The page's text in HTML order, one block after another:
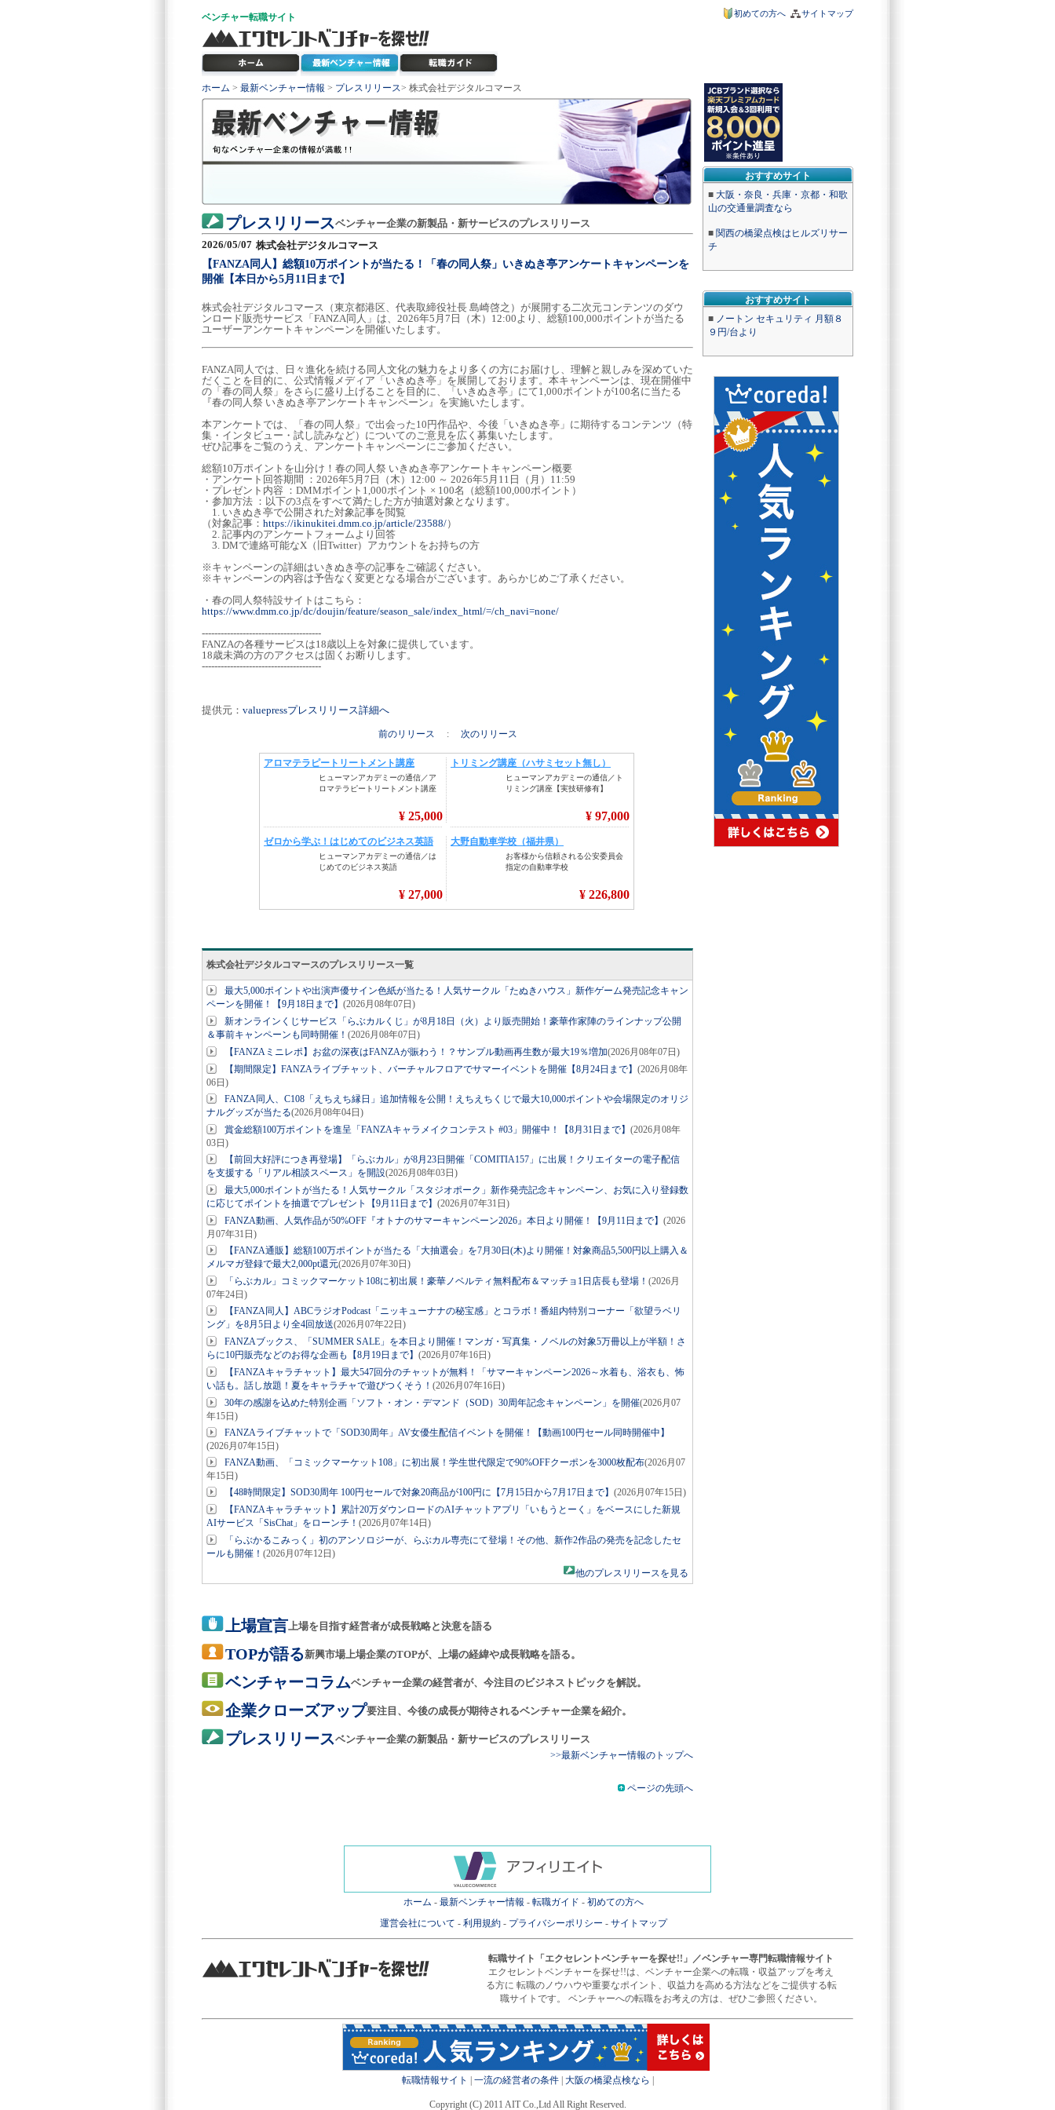
ベンチャー転職サイト サイトマップ
初めての方へ
おすすめサイト
■ 大阪・奈良・兵庫・京都・和歌
山の交通量調査なら
■ 関西の橋梁点検はヒルズリサー
チ
おすすめサイト
■ ノートン セキュリティ 月額８
９円/台より
ホーム > 最新ベンチャー情報 > プレスリリース> 株式会社デジタルコマース
プレスリリースベンチャー企業の新製品・新サービスのプレスリリース
2026/05/07 株式会社デジタルコマース
【FANZA同人】総額10万ポイントが当たる！「春の同人祭」いきぬき亭アンケートキャンペーンを
開催【本日から5月11日まで】
株式会社デジタルコマース（東京都港区、代表取締役社長 島崎啓之）が展開する二次元コンテンツのダウ
ンロード販売サービス「FANZA同人」は、2026年5月7日（木）12:00より、総額100,000ポイントが当たる
ユーザーアンケートキャンペーンを開催いたします。
FANZA同人では、日々進化を続ける同人文化の魅力をより多くの方にお届けし、理解と親しみを深めていた
だくことを目的に、公式情報メディア「いきぬき亭」を展開しております。本キャンペーンは、現在開催中
の「春の同人祭」をさらに盛り上げることを目的に、「いきぬき亭」にて1,000ポイントが100名に当たる
『春の同人祭 いきぬき亭アンケートキャンペーン』を実施いたします。
本アンケートでは、「春の同人祭」で出会った10円作品や、今後「いきぬき亭」に期待するコンテンツ（特
集・インタビュー・試し読みなど）についてのご意見を広く募集いたします。
ぜひ記事をご覧のうえ、アンケートキャンペーンにご参加ください。
総額10万ポイントを山分け！春の同人祭 いきぬき亭アンケートキャンペーン概要
・アンケート回答期間 ：2026年5月7日（木）12:00 ～ 2026年5月11日（月）11:59
・プレゼント内容 ：DMMポイント1,000ポイント × 100名（総額100,000ポイント）
・参加方法 ：以下の3点をすべて満たした方が抽選対象となります。
1. いきぬき亭で公開された対象記事を閲覧
（対象記事： https://ikinukitei.dmm.co.jp/article/23588/）
2. 記事内のアンケートフォームより回答
3. DMで連絡可能なX（旧Twitter）アカウントをお持ちの方
※キャンペーンの詳細はいきぬき亭の記事をご確認ください。
※キャンペーンの内容は予告なく変更となる場合がございます。あらかじめご了承ください。
・春の同人祭特設サイトはこちら：
https://www.dmm.co.jp/dc/doujin/feature/season_sale/index_html/=/ch_navi=none/
--------------------------------------
FANZAの各種サービスは18歳以上を対象に提供しています。
18歳未満の方のアクセスは固くお断りします。
--------------------------------------
提供元： valuepressプレスリリース詳細へ
前のリリース : 次のリリース
株式会社デジタルコマースのプレスリリース一覧
最大5,000ポイントや出演声優サイン色紙が当たる！人気サークル「たぬきハウス」新作ゲーム発売記念キャン
ペーンを開催！【9月18日まで】 (2026月08年07日)
新オンラインくじサービス「らぶカルくじ」が8月18日（火）より販売開始！豪華作家陣のラインナップ公開
＆事前キャンペーンも同時開催！ (2026月08年07日)
【FANZAミニレポ】お盆の深夜はFANZAが賑わう！？サンプル動画再生数が最大19％増加(2026月08年07日)
【期間限定】FANZAライブチャット、バーチャルフロアでサマーイベントを開催【8月24日まで】 (2026月08年
06日)
FANZA同人、C108「えちえち縁日」追加情報を公開！えちえちくじで最大10,000ポイントや会場限定のオリジ
ナルグッズが当たる(2026月08年04日)
賞金総額100万ポイントを進呈「FANZAキャラメイクコンテスト #03」開催中！【8月31日まで】 (2026月08年
03日)
【前回大好評につき再登場】「らぶカル」が8月23日開催「COMITIA157」に出展！クリエイターの電子配信
を支援する「リアル相談スペース」を開設(2026月08年03日)
最大5,000ポイントが当たる！人気サークル「スタジオポーク」新作発売記念キャンペーン、お気に入り登録数
に応じてポイントを抽選でプレゼント【9月11日まで】 (2026月07年31日)
FANZA動画、人気作品が50%OFF『オトナのサマーキャンペーン2026』本日より開催！【9月11日まで】 (2026
月07年31日)
【FANZA通販】総額100万ポイントが当たる「大抽選会」を7月30日(木)より開催！対象商品5,500円以上購入＆
メルマガ登録で最大2,000pt還元(2026月07年30日)
「らぶカル」コミックマーケット108に初出展！豪華ノベルティ無料配布＆マッチョ1日店長も登場！ (2026月
07年24日)
【FANZA同人】ABCラジオPodcast「ニッキューナナの秘宝感」とコラボ！番組内特別コーナー「欲望ラベリ
ング」を8月5日より全4回放送(2026月07年22日)
FANZAブックス、「SUMMER SALE」を本日より開催！マンガ・写真集・ノベルの対象5万冊以上が半額！さ
らに10円販売などのお得な企画も【8月19日まで】 (2026月07年16日)
【FANZAキャラチャット】最大547回分のチャットが無料！「サマーキャンペーン2026～水着も、浴衣も、怖
い話も。話し放題！夏をキャラチャで遊びつくそう！ (2026月07年16日)
30年の感謝を込めた特別企画「ソフト・オン・デマンド（SOD）30周年記念キャンペーン」を開催(2026月07
年15日)
FANZAライブチャットで「SOD30周年」AV女優生配信イベントを開催！【動画100円セール同時開催中】
(2026月07年15日)
FANZA動画、「コミックマーケット108」に初出展！学生世代限定で90%OFFクーポンを3000枚配布(2026月07
年15日)
【48時間限定】SOD30周年 100円セールで対象20商品が100円に【7月15日から7月17日まで】 (2026月07年15日)
【FANZAキャラチャット】累計20万ダウンロードのAIチャットアプリ「いもうとーく」をベースにした新規
AIサービス「SisChat」をローンチ！ (2026月07年14日)
「らぶかるこみっく」初のアンソロジーが、らぶカル専売にて登場！その他、新作2作品の発売を記念したセ
ールも開催！ (2026月07年12日)
他のプレスリリースを見る
上場宣言上場を目指す経営者が成長戦略と決意を語る
TOPが語る新興市場上場企業のTOPが、上場の経緯や成長戦略を語る。
ベンチャーコラムベンチャー企業の経営者が、今注目のビジネストピックを解説。
企業クローズアップ要注目、今後の成長が期待されるベンチャー企業を紹介。
プレスリリースベンチャー企業の新製品・新サービスのプレスリリース
>>最新ベンチャー情報のトップへ
ページの先頭へ
ホーム - 最新ベンチャー情報 - 転職ガイド - 初めての方へ
運営会社について - 利用規約 - プライバシーポリシー - サイトマップ
転職サイト
「エクセレントベンチャーを探せ!!」／ベンチャー専門転職情報サイト
エクセレントベンチャーを探せ!!は、ベンチャー企業への転職・収益アップを考え
る方に 転職のノウハウや重要なポイント、収益力を高める方法などをご提供する転
職サイトです。 ベンチャーへの転職をお考えの方は、ぜひご参照ください。
転職情報サイト 一流の経営者の条件| 大阪の橋梁点検なら
Copyright (C) 2011 AIT Co.,Ltd All Right Reserved.